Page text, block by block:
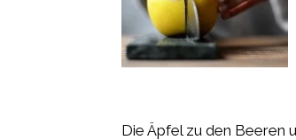
Die Äpfel zu den Beeren